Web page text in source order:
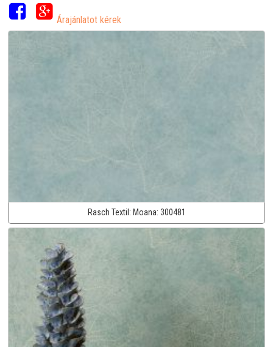
Árajánlatot kérek
Rasch Textil: Moana: 300481